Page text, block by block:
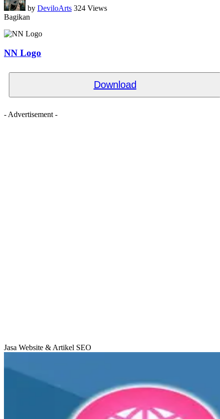
by DeviloArts 324 Views
Bagikan
NN Logo
Download
- Advertisement -
Jasa Website & Artikel SEO